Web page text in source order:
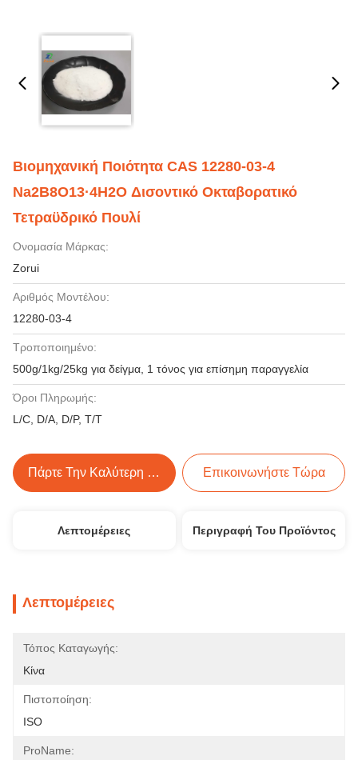
Βιομηχανική Ποιότητα CAS 12280-03-4
Na2B8O13·4H2O Δισοντικό Οκταβορατικό
Τετραϋδρικό Πουλί
Ονομασία Μάρκας:
Zorui
Αριθμός Μοντέλου:
12280-03-4
Τροποποιημένο:
500g/1kg/25kg για δείγμα, 1 τόνος για επίσημη παραγγελία
Όροι Πληρωμής:
L/C, D/A, D/P, T/T
Πάρτε Την Καλύτερη Τιμή Επικοινωνήστε Τώρα
Λεπτομέρειες Περιγραφή Του Προϊόντος
Λεπτομέρειες
Τόπος Καταγωγής:
Κίνα
Πιστοποίηση:
ISO
ProName: